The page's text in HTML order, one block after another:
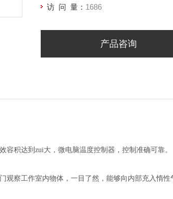
访 问 量： 1686
产品咨询
容积达到zui大，微电脑温度控制器，控制准确可靠。
观察工作室内物体，一目了然，能够向内部充入惰性